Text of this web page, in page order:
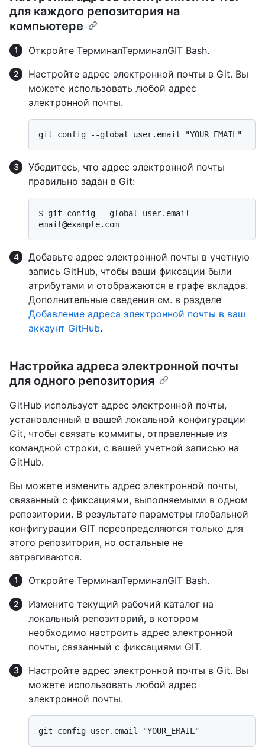
для каждого репозитория на
компьютере
Откройте ТерминалТерминалGIT Bash.
Настройте адрес электронной почты в Git. Вы
можете использовать любой адрес
электронной почты.
Убедитесь, что адрес электронной почты
правильно задан в Git:
$ git config --global user.email
Добавьте адрес электронной почты в учетную
запись GitHub, чтобы ваши фиксации были
атрибутами и отображаются в графе вкладов.
Дополнительные сведения см. в разделе
Добавление адреса электронной почты в ваш
аккаунт GitHub.
Настройка адреса электронной почты
для одного репозитория
GitHub использует адрес электронной почты,
установленный в вашей локальной конфигурации
Git, чтобы связать коммиты, отправленные из
командной строки, с вашей учетной записью на
GitHub.
Вы можете изменить адрес электронной почты,
связанный с фиксациями, выполняемыми в одном
репозитории. В результате параметры глобальной
конфигурации GIT переопределяются только для
этого репозитория, но остальные не
затрагиваются.
Откройте ТерминалТерминалGIT Bash.
Измените текущий рабочий каталог на
локальный репозиторий, в котором
необходимо настроить адрес электронной
почты, связанный с фиксациями GIT.
Настройте адрес электронной почты в Git. Вы
можете использовать любой адрес
электронной почты.